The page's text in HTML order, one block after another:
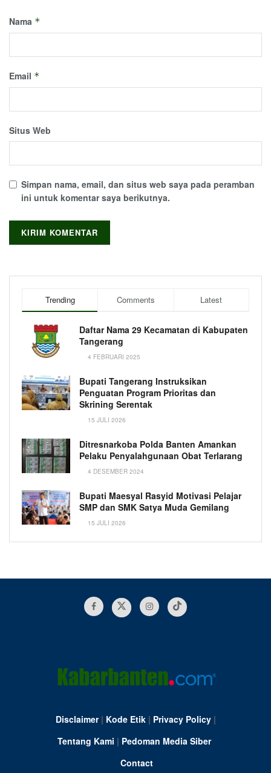
Nama *
Email *
Situs Web
Simpan nama, email, dan situs web saya pada peramban
ini untuk komentar saya berikutnya.
Trending Comments Latest
Daftar Nama 29 Kecamatan di Kabupaten
Tangerang
4 FEBRUARI 2025
Bupati Tangerang Instruksikan
Penguatan Program Prioritas dan
Skrining Serentak
15 JULI 2026
Ditresnarkoba Polda Banten Amankan
Pelaku Penyalahgunaan Obat Terlarang
4 DESEMBER 2024
Bupati Maesyal Rasyid Motivasi Pelajar
SMP dan SMK Satya Muda Gemilang
15 JULI 2026
Disclaimer| Kode Etik| Privacy Policy|
Tentang Kami | Pedoman Media Siber
Contact